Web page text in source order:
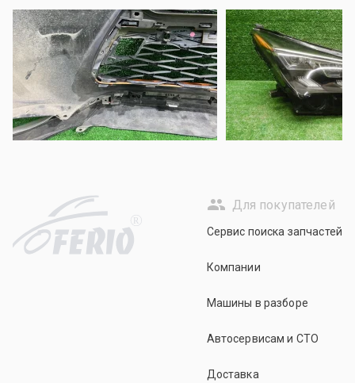
R
Для покупателей
Сервис поиска запчастей
Компании
Машины в разборе
Автосервисам и СТО
Доставка